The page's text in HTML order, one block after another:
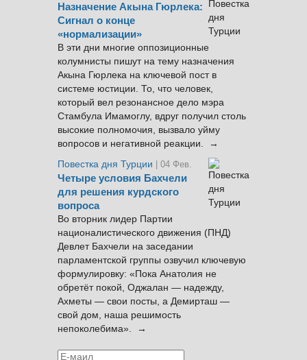
Назначение Акына Гюрлека:
Сигнал о конце
«нормализации»
В эти дни многие оппозиционные
колумнисты пишут на тему назначения
Акына Гюрлека на ключевой пост в
системе юстиции. То, что человек,
который вел резонансное дело мэра
Стамбула Имамоглу, вдруг получил столь
высокие полномочия, вызвало уйму
вопросов и негативной реакции. →
Повестка дня Турции
| 04 Фев.
Четыре условия Бахчели
для решения курдского
вопроса
Во вторник лидер Партии
националистического движения (ПНД)
Девлет Бахчели на заседании
парламентской группы озвучил ключевую
формулировку: «Пока Анатолия не
обретёт покой, Оджалан — надежду,
Ахметы — свои посты, а Демирташ —
свой дом, наша решимость
непоколебима». →